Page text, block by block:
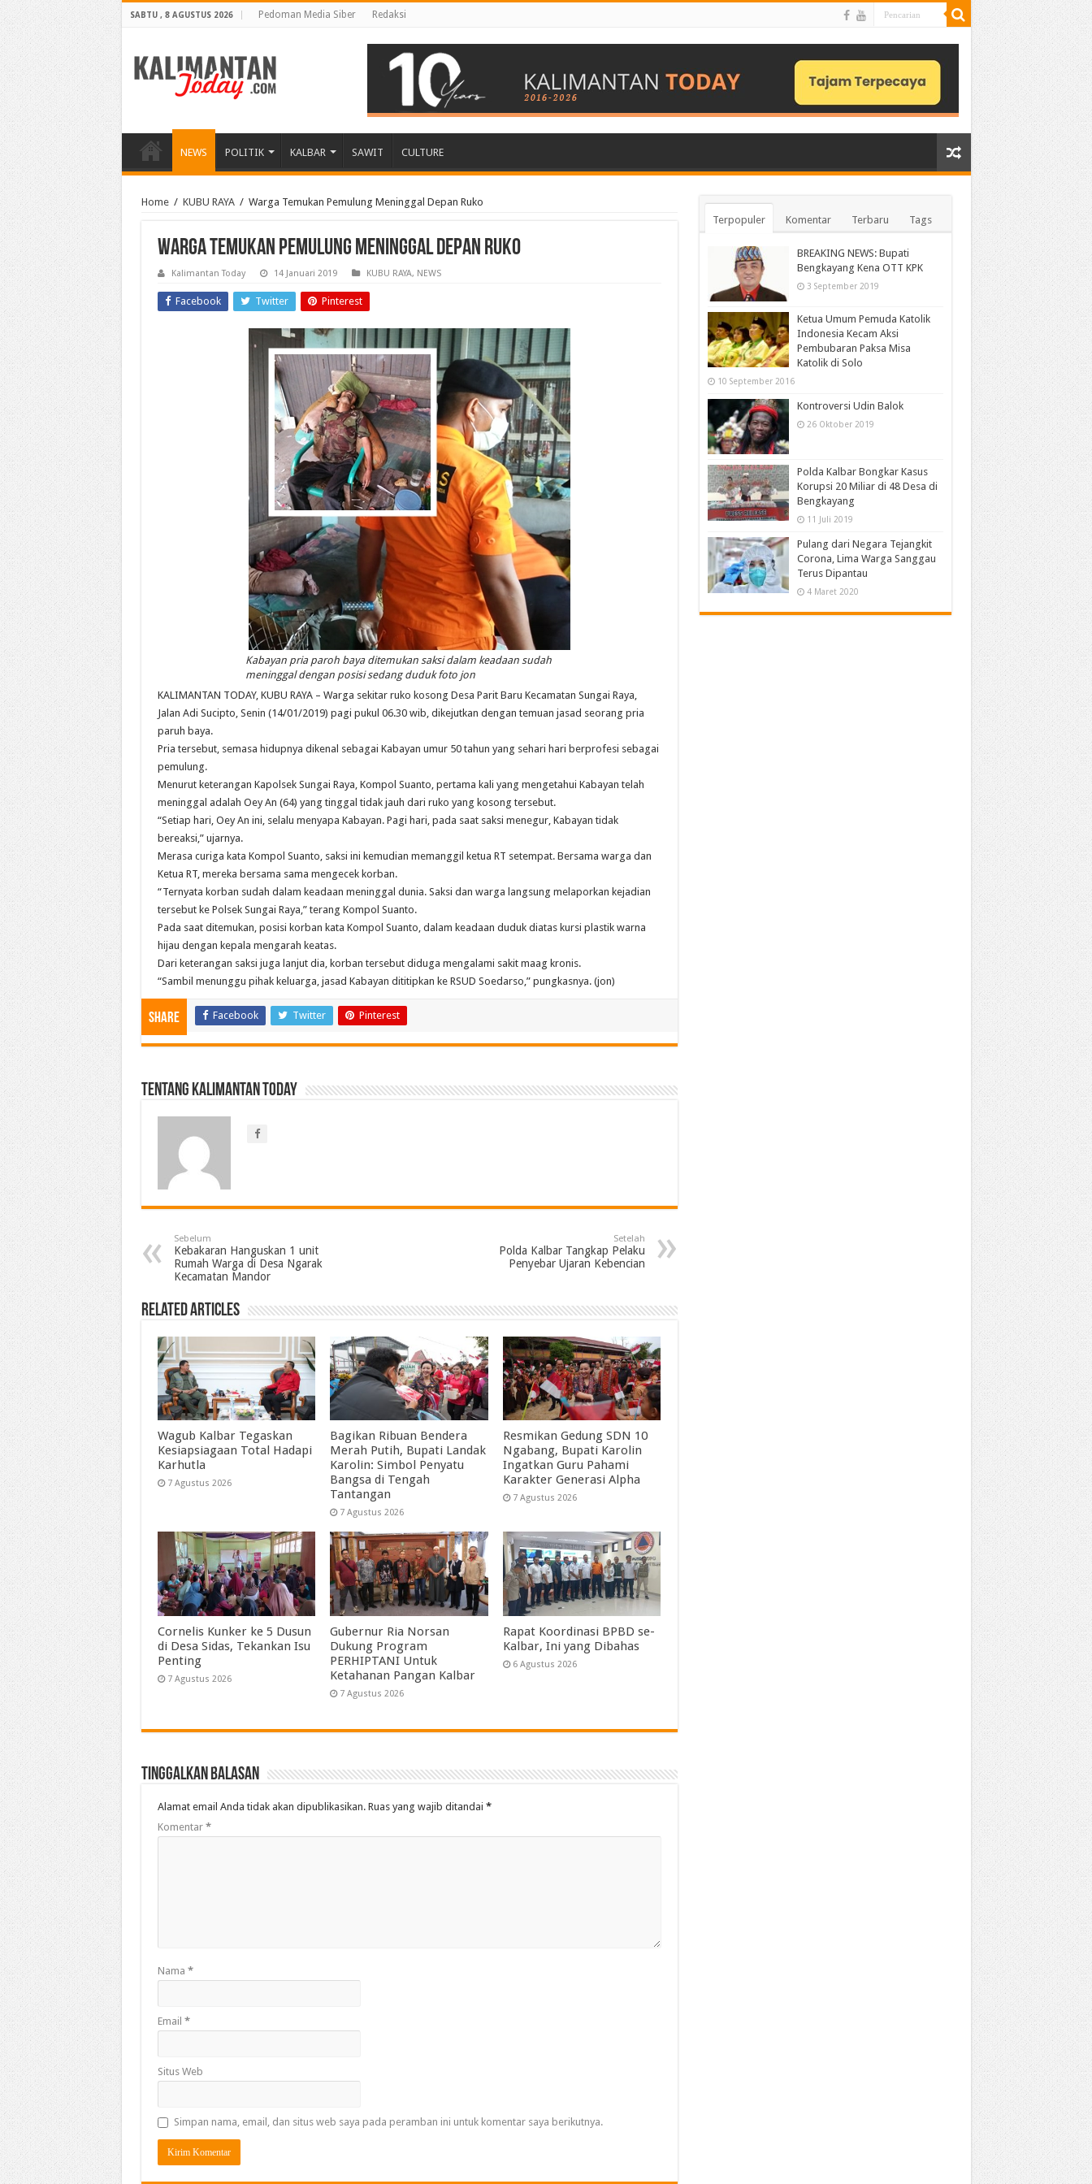
SABTU , 8 AGUSTUS 2026 Pedoman Media Siber Redaksi
NEWS POLITIK KALBAR SAWIT CULTURE
Home / KUBU RAYA / Warga Temukan Pemulung Meninggal Depan Ruko
Warga Temukan Pemulung Meninggal Depan Ruko
Kalimantan Today 14 Januari 2019 KUBU RAYA, NEWS
Facebook Twitter Pinterest
Kabayan pria paroh baya ditemukan saksi dalam keadaan sudah
meninggal dengan posisi sedang duduk foto jon
KALIMANTAN TODAY, KUBU RAYA – Warga sekitar ruko kosong Desa Parit Baru Kecamatan Sungai Raya,
Jalan Adi Sucipto, Senin (14/01/2019) pagi pukul 06.30 wib, dikejutkan dengan temuan jasad seorang pria
paruh baya.
Pria tersebut, semasa hidupnya dikenal sebagai Kabayan umur 50 tahun yang sehari hari berprofesi sebagai
pemulung.
Menurut keterangan Kapolsek Sungai Raya, Kompol Suanto, pertama kali yang mengetahui Kabayan telah
meninggal adalah Oey An (64) yang tinggal tidak jauh dari ruko yang kosong tersebut.
“Setiap hari, Oey An ini, selalu menyapa Kabayan. Pagi hari, pada saat saksi menegur, Kabayan tidak
bereaksi,” ujarnya.
Merasa curiga kata Kompol Suanto, saksi ini kemudian memanggil ketua RT setempat. Bersama warga dan
Ketua RT, mereka bersama sama mengecek korban.
“Ternyata korban sudah dalam keadaan meninggal dunia. Saksi dan warga langsung melaporkan kejadian
tersebut ke Polsek Sungai Raya,” terang Kompol Suanto.
Pada saat ditemukan, posisi korban kata Kompol Suanto, dalam keadaan duduk diatas kursi plastik warna
hijau dengan kepala mengarah keatas.
Dari keterangan saksi juga lanjut dia, korban tersebut diduga mengalami sakit maag kronis.
“Sambil menunggu pihak keluarga, jasad Kabayan dititipkan ke RSUD Soedarso,” pungkasnya. (jon)
Share Facebook Twitter Pinterest
Tentang Kalimantan Today
Sebelum
Kebakaran Hanguskan 1 unit
Rumah Warga di Desa Ngarak
Kecamatan Mandor
Setelah
Polda Kalbar Tangkap Pelaku
Penyebar Ujaran Kebencian
Related Articles
Wagub Kalbar Tegaskan
Kesiapsiagaan Total Hadapi
Karhutla
7 Agustus 2026
Bagikan Ribuan Bendera
Merah Putih, Bupati Landak
Karolin: Simbol Penyatu
Bangsa di Tengah
Tantangan
7 Agustus 2026
Resmikan Gedung SDN 10
Ngabang, Bupati Karolin
Ingatkan Guru Pahami
Karakter Generasi Alpha
7 Agustus 2026
Cornelis Kunker ke 5 Dusun
di Desa Sidas, Tekankan Isu
Penting
7 Agustus 2026
Gubernur Ria Norsan
Dukung Program
PERHIPTANI Untuk
Ketahanan Pangan Kalbar
7 Agustus 2026
Rapat Koordinasi BPBD se-
Kalbar, Ini yang Dibahas
6 Agustus 2026
Tinggalkan Balasan
Alamat email Anda tidak akan dipublikasikan. Ruas yang wajib ditandai *
Komentar *
Nama *
Email *
Situs Web
Simpan nama, email, dan situs web saya pada peramban ini untuk komentar saya berikutnya.
Terpopuler Komentar Terbaru Tags
BREAKING NEWS: Bupati
Bengkayang Kena OTT KPK
3 September 2019
Ketua Umum Pemuda Katolik
Indonesia Kecam Aksi
Pembubaran Paksa Misa
Katolik di Solo
10 September 2016
Kontroversi Udin Balok
26 Oktober 2019
Polda Kalbar Bongkar Kasus
Korupsi 20 Miliar di 48 Desa di
Bengkayang
11 Juli 2019
Pulang dari Negara Tejangkit
Corona, Lima Warga Sanggau
Terus Dipantau
4 Maret 2020